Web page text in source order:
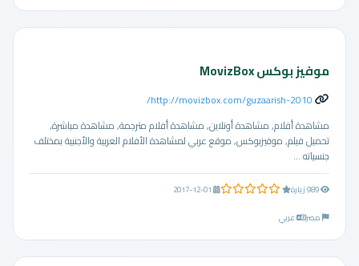
موفيز بوكس MovizBox
http://movizbox.com/guzaarish-2010/
مشاهدة أفلام, مشاهدة أونلاين, مشاهدة أفلام مترجمة, مشاهدة مباشرة,
تحميل فيلم, موفيزبوكس, موقع عربي لمشاهدة الأفلام العربية والأجنبية بمختلف
جنسياته ...
0.0 من 5 نجوم
مصر
عربي